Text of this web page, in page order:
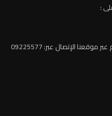
:
موقعنا الإتصال عبر: 09225577